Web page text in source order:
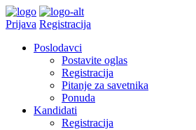
Prijava Registracija
Poslodavci
Postavite oglas
Registracija
Pitanje za savetnika
Ponuda
Kandidati
Registracija